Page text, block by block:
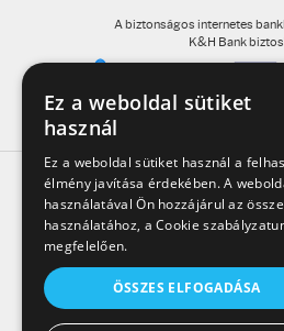
A biztonságos internetes
K&H Bank
A honlap oldalain található,
betegség esetén nem
megkeresésének
A kockázatokról és a
betegtájékoztatót, vagy
A weboldalon feltüntetett árak
Ez a weboldal sütiket
használ
Ez a weboldal sütiket használ a
élmény javítása érdekében. A
használatával Ön hozzájárul az
használatához, a Cookie
megfelelően.
ÖSSZES ELFOGADÁSA